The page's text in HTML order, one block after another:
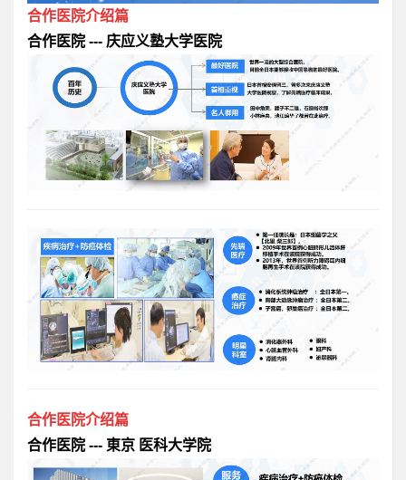
合作医院介绍篇
合作医院 --- 庆应义塾大学医院
合作医院介绍篇
合作医院 --- 東京 医科大学院